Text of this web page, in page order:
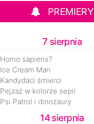
PREMIERY
7 sierpnia
Homo sapiens?
Ice Cream Man
Kandydaci śmierci
Pejzaż w kolorze sepii
Psi Patrol i dinozaury
14 sierpnia